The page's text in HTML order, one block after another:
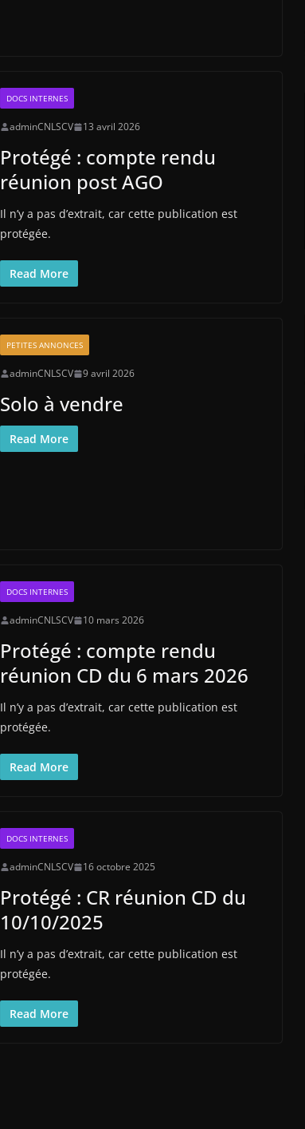
DOCS INTERNES
adminCNLSCV 13 avril 2026
Protégé : compte rendu
réunion post AGO
Il n’y a pas d’extrait, car cette publication est
protégée.
Read More
PETITES ANNONCES
adminCNLSCV 9 avril 2026
Solo à vendre
Read More
DOCS INTERNES
adminCNLSCV 10 mars 2026
Protégé : compte rendu
réunion CD du 6 mars 2026
Il n’y a pas d’extrait, car cette publication est
protégée.
Read More
DOCS INTERNES
adminCNLSCV 16 octobre 2025
Protégé : CR réunion CD du
10/10/2025
Il n’y a pas d’extrait, car cette publication est
protégée.
Read More